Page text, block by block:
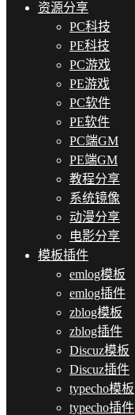
资源分享
PC科技
PE科技
PC游戏
PE游戏
PC软件
PE软件
PC端GM
PE端GM
教程分享
系统镜像
动漫分享
电影分享
模板插件
emlog模板
emlog插件
zblog模板
zblog插件
Discuz模板
Discuz插件
typecho模板
typecho插件